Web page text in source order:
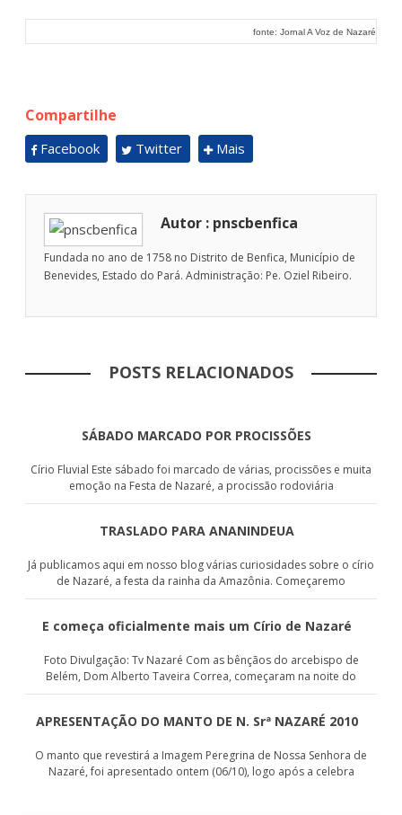
fonte: Jornal A Voz de Nazaré
Compartilhe
Facebook Twitter Mais
Autor : pnscbenfica
Fundada no ano de 1758 no Distrito de Benfica, Município de
Benevides, Estado do Pará. Administração: Pe. Oziel Ribeiro.
POSTS RELACIONADOS
SÁBADO MARCADO POR PROCISSÕES
Círio Fluvial Este sábado foi marcado de várias, procissões e muita
emoção na Festa de Nazaré, a procissão rodoviária
TRASLADO PARA ANANINDEUA
Já publicamos aqui em nosso blog várias curiosidades sobre o círio
de Nazaré, a festa da rainha da Amazônia. Começaremo
E começa oficialmente mais um Círio de Nazaré
Foto Divulgação: Tv Nazaré Com as bênçãos do arcebispo de
Belém, Dom Alberto Taveira Correa, começaram na noite do
APRESENTAÇÃO DO MANTO DE N. Srª NAZARÉ 2010
O manto que revestirá a Imagem Peregrina de Nossa Senhora de
Nazaré, foi apresentado ontem (06/10), logo após a celebra